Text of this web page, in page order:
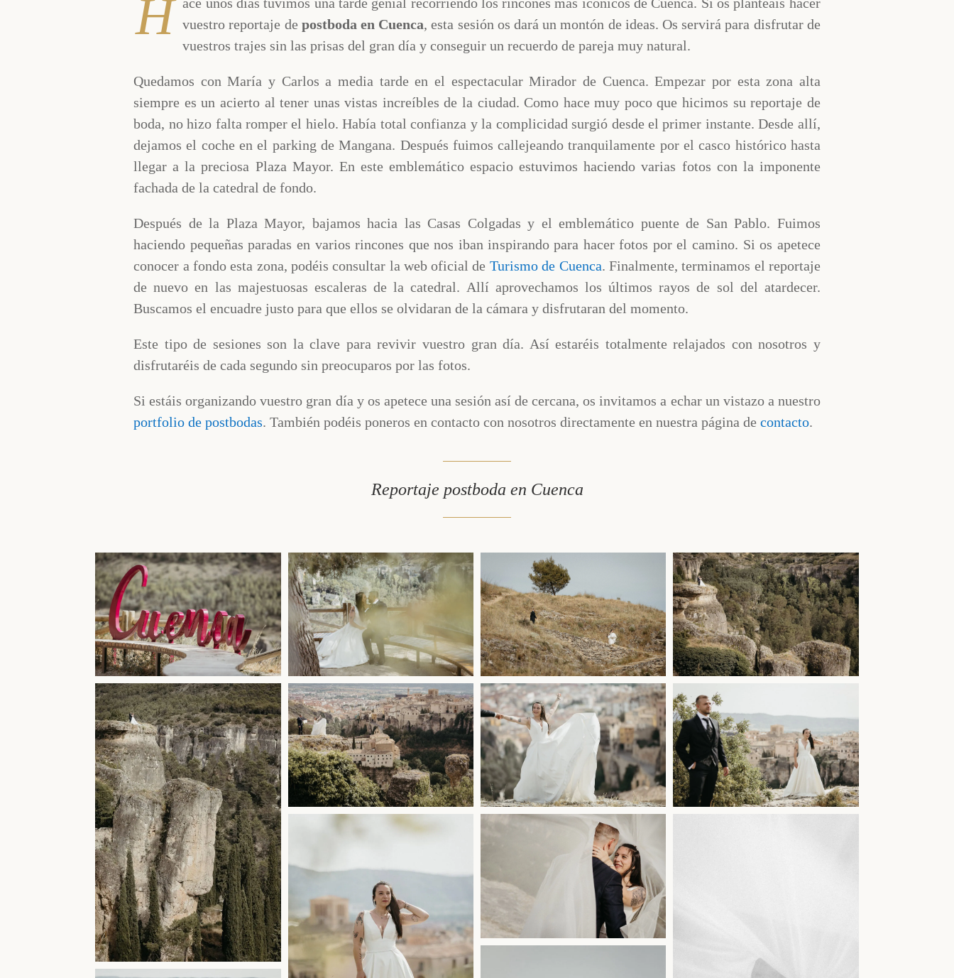
H vuestro reportaje de postboda en Cuenca, esta sesión os dará un montón de ideas. Os servirá para disfrutar de
vuestros trajes sin las prisas del gran día y conseguir un recuerdo de pareja muy natural.
Quedamos con María y Carlos a media tarde en el espectacular Mirador de Cuenca. Empezar por esta zona alta
siempre es un acierto al tener unas vistas increíbles de la ciudad. Como hace muy poco que hicimos su reportaje de
boda, no hizo falta romper el hielo. Había total confianza y la complicidad surgió desde el primer instante. Desde allí,
dejamos el coche en el parking de Mangana. Después fuimos callejeando tranquilamente por el casco histórico hasta
llegar a la preciosa Plaza Mayor. En este emblemático espacio estuvimos haciendo varias fotos con la imponente
fachada de la catedral de fondo.
Después de la Plaza Mayor, bajamos hacia las Casas Colgadas y el emblemático puente de San Pablo. Fuimos
haciendo pequeñas paradas en varios rincones que nos iban inspirando para hacer fotos por el camino. Si os apetece
conocer a fondo esta zona, podéis consultar la web oficial de Turismo de Cuenca. Finalmente, terminamos el reportaje
de nuevo en las majestuosas escaleras de la catedral. Allí aprovechamos los últimos rayos de sol del atardecer.
Buscamos el encuadre justo para que ellos se olvidaran de la cámara y disfrutaran del momento.
Este tipo de sesiones son la clave para revivir vuestro gran día. Así estaréis totalmente relajados con nosotros y
disfrutaréis de cada segundo sin preocuparos por las fotos.
Si estáis organizando vuestro gran día y os apetece una sesión así de cercana, os invitamos a echar un vistazo a nuestro
portfolio de postbodas. También podéis poneros en contacto con nosotros directamente en nuestra página decontacto.
Reportaje postboda en Cuenca